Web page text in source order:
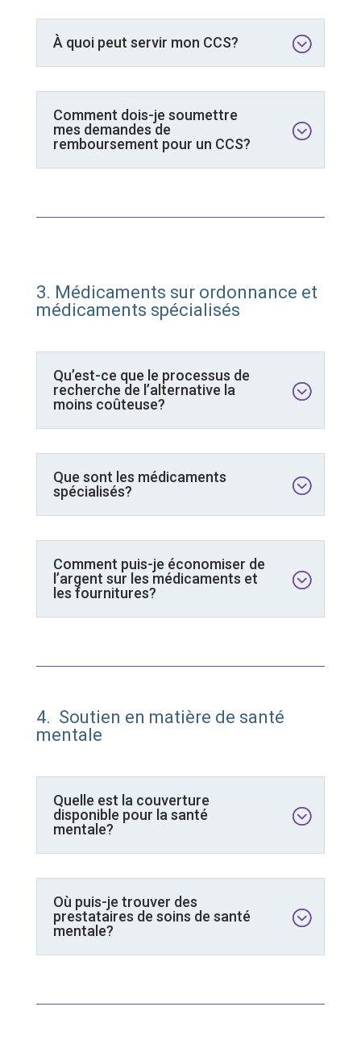
À quoi peut servir mon CCS?
Comment dois-je soumettre
mes demandes de
remboursement pour un CCS?
3. Médicaments sur ordonnance et
médicaments spécialisés
Qu’est-ce que le processus de
recherche de l’alternative la
moins coûteuse?
Que sont les médicaments
spécialisés?
Comment puis-je économiser de
l’argent sur les médicaments et
les fournitures?
4. Soutien en matière de santé
mentale
Quelle est la couverture
disponible pour la santé
mentale?
Où puis-je trouver des
prestataires de soins de santé
mentale?